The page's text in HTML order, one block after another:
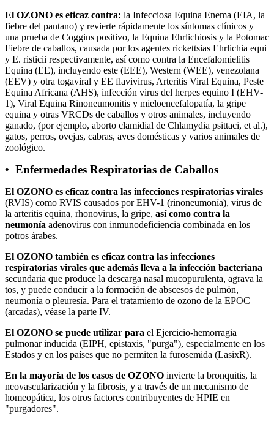
El OZONO es eficaz contra: la Infecciosa Equina Enema (EIA, la
fiebre del pantano) y revierte rápidamente los síntomas clínicos y
una prueba de Coggins positivo, la Equina Ehrlichiosis y la Potomac
Fiebre de caballos, causada por los agentes rickettsias Ehrlichia equi
y E. risticii respectivamente, así como contra la Encefalomielitis
Equina (EE), incluyendo este (EEE), Western (WEE), venezolana
(EEV) y otra togaviral y EE flavivirus, Arteritis Viral Equina, Peste
Equina Africana (AHS), infección virus del herpes equino I (EHV-
1), Viral Equina Rinoneumonitis y mieloencefalopatía, la gripe
equina y otras VRCDs de caballos y otros animales, incluyendo
ganado, (por ejemplo, aborto clamidial de Chlamydia psittaci, et al.),
gatos, perros, ovejas, cabras, aves domésticas y varios animales de
zoológico.
• Enfermedades Respiratorias de Caballos
El OZONO es eficaz contra las infecciones respiratorias virales
(RVIS) como RVIS causados por EHV-1 (rinoneumonía), virus de
la arteritis equina, rhonovirus, la gripe, así como contra la
neumonía adenovirus con inmunodeficiencia combinada en los
potros árabes.
El OZONO también es eficaz contra las infecciones
respiratorias virales que además lleva a la infección bacteriana
secundaria que produce la descarga nasal mucopurulenta, agrava la
tos, y puede conducir a la formación de abscesos de pulmón,
neumonía o pleuresía. Para el tratamiento de ozono de la EPOC
(arcadas), véase la parte IV.
El OZONO se puede utilizar para el Ejercicio-hemorragia
pulmonar inducida (EIPH, epistaxis, "purga"), especialmente en los
Estados y en los países que no permiten la furosemida (LasixR).
En la mayoría de los casos de OZONO invierte la bronquitis, la
neovascularización y la fibrosis, y a través de un mecanismo de
homeopática, los otros factores contribuyentes de HPIE en
"purgadores".